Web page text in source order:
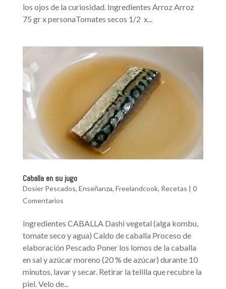
los ojos de la curiosidad. Ingredientes Arroz Arroz
75 gr x personaTomates secos 1/2 x...
Caballa en su jugo
Dosier Pescados, Enseñanza, Freelandcook, Recetas | 0
Comentarios
Ingredientes CABALLA Dashi vegetal (alga kombu,
tomate seco y agua) Caldo de caballa Proceso de
elaboración Pescado Poner los lomos de la caballa
en sal y azúcar moreno (20 % de azúcar) durante 10
minutos, lavar y secar. Retirar la telilla que recubre la
piel. Velo de...